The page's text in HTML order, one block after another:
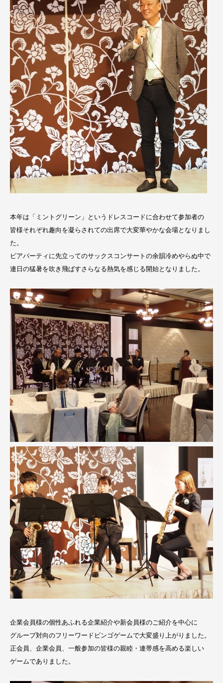
本年は「ミントグリーン」というドレスコードに合わせて参加者の
皆様それぞれ趣向を凝らされての出席で大変華やかな会場となりまし
た。
ビアパーティに先立ってのサックスコンサートの余韻冷めやらぬ中で
連日の猛暑を吹き飛ばすさらなる熱気を感じる開始となりました。
企業会員様の個性あふれる企業紹介や新会員様のご紹介を中心に
グループ対向のフリーワードビンゴゲームで大変盛り上がりました。
正会員、企業会員、一般参加の皆様の親睦・連帯感を高める楽しい
ゲームでありました。